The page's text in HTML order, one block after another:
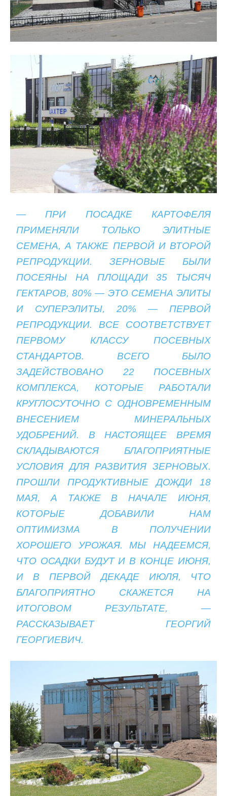
— ПРИ ПОСАДКЕ КАРТОФЕЛЯ
ПРИМЕНЯЛИ ТОЛЬКО ЭЛИТНЫЕ
СЕМЕНА, А ТАКЖЕ ПЕРВОЙ И ВТОРОЙ
РЕПРОДУКЦИИ. ЗЕРНОВЫЕ БЫЛИ
ПОСЕЯНЫ НА ПЛОЩАДИ 35 ТЫСЯЧ
ГЕКТАРОВ, 80% — ЭТО СЕМЕНА ЭЛИТЫ
И СУПЕРЭЛИТЫ, 20% — ПЕРВОЙ
РЕПРОДУКЦИИ. ВСЕ СООТВЕТСТВУЕТ
ПЕРВОМУ КЛАССУ ПОСЕВНЫХ
СТАНДАРТОВ. ВСЕГО БЫЛО
ЗАДЕЙСТВОВАНО 22 ПОСЕВНЫХ
КОМПЛЕКСА, КОТОРЫЕ РАБОТАЛИ
КРУГЛОСУТОЧНО С ОДНОВРЕМЕННЫМ
ВНЕСЕНИЕМ МИНЕРАЛЬНЫХ
УДОБРЕНИЙ. В НАСТОЯЩЕЕ ВРЕМЯ
СКЛАДЫВАЮТСЯ БЛАГОПРИЯТНЫЕ
УСЛОВИЯ ДЛЯ РАЗВИТИЯ ЗЕРНОВЫХ.
ПРОШЛИ ПРОДУКТИВНЫЕ ДОЖДИ 18
МАЯ, А ТАКЖЕ В НАЧАЛЕ ИЮНЯ,
КОТОРЫЕ ДОБАВИЛИ НАМ
ОПТИМИЗМА В ПОЛУЧЕНИИ
ХОРОШЕГО УРОЖАЯ. МЫ НАДЕЕМСЯ,
ЧТО ОСАДКИ БУДУТ И В КОНЦЕ ИЮНЯ,
И В ПЕРВОЙ ДЕКАДЕ ИЮЛЯ, ЧТО
БЛАГОПРИЯТНО СКАЖЕТСЯ НА
ИТОГОВОМ РЕЗУЛЬТАТЕ, —
РАССКАЗЫВАЕТ ГЕОРГИЙ
ГЕОРГИЕВИЧ.